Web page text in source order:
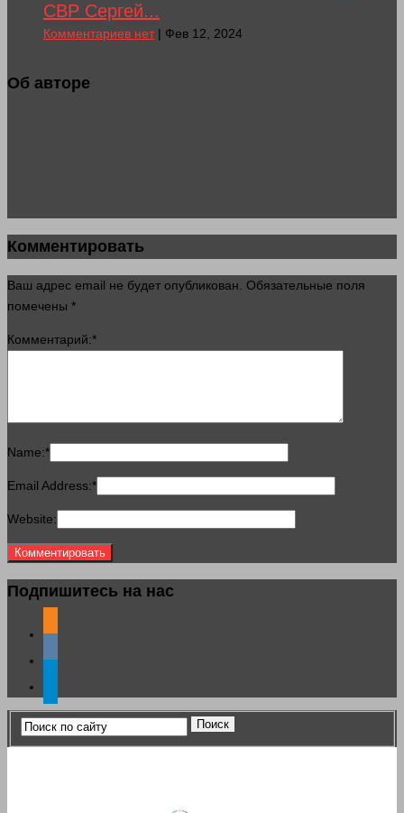
СВР Сергей...
Комментариев нет| Фев 12, 2024
Об авторе
Комментировать
Ваш адрес email не будет опубликован. Обязательные поля
помечены *
Комментарий:*
Name:*
Email Address:*
Website:
Подпишитесь на нас